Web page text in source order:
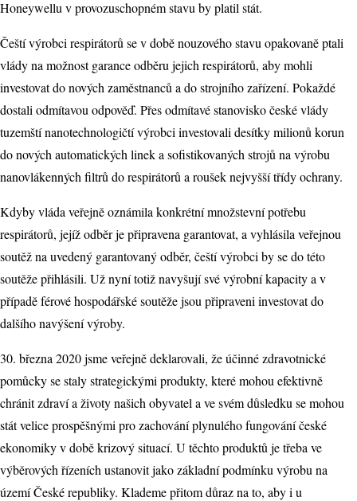
Honeywellu v provozuschopném stavu by platil stát.
Čeští výrobci respirátorů se v době nouzového stavu opakovaně ptali
vlády na možnost garance odběru jejich respirátorů, aby mohli
investovat do nových zaměstnanců a do strojního zařízení. Pokaždé
dostali odmítavou odpověď. Přes odmítavé stanovisko české vlády
tuzemští nanotechnologičtí výrobci investovali desítky milionů korun
do nových automatických linek a sofistikovaných strojů na výrobu
nanovlákenných filtrů do respirátorů a roušek nejvyšší třídy ochrany.
Kdyby vláda veřejně oznámila konkrétní množstevní potřebu
respirátorů, jejíž odběr je připravena garantovat, a vyhlásila veřejnou
soutěž na uvedený garantovaný odběr, čeští výrobci by se do této
soutěže přihlásili. Už nyní totiž navyšují své výrobní kapacity a v
případě férové hospodářské soutěže jsou připraveni investovat do
dalšího navýšení výroby.
30. března 2020 jsme veřejně deklarovali, že účinné zdravotnické
pomůcky se staly strategickými produkty, které mohou efektivně
chránit zdraví a životy našich obyvatel a ve svém důsledku se mohou
stát velice prospěšnými pro zachování plynulého fungování české
ekonomiky v době krizový situací. U těchto produktů je třeba ve
výběrových řízeních ustanovit jako základní podmínku výrobu na
území České republiky. Klademe přitom důraz na to, aby i u